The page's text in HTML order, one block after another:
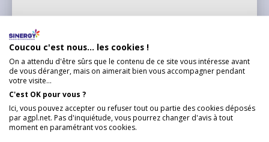
7,95 €
DÉCOUVRIR
Coucou c'est nous... les cookies !
On a attendu d'être sûrs que le contenu de ce site vous intéresse avant
de vous déranger, mais on aimerait bien vous accompagner pendant
votre visite...
C'est OK pour vous ?
Ici, vous pouvez accepter ou refuser tout ou partie des cookies déposés
par agpl.net. Pas d'inquiétude, vous pourrez changer d'avis à tout
moment en paramétrant vos cookies.